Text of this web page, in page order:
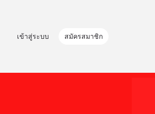
เข้าสู่ระบบ สมัครสมาชิก